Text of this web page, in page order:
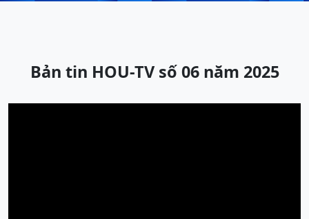
Bản tin HOU-TV số 06 năm 2025